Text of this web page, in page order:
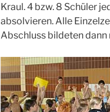
Kraul. 4 bzw. 8 Schüler
absolvieren. Alle
Abschluss bildeten dann